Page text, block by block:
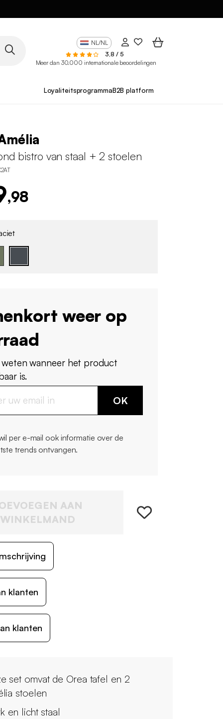
NL/NL
3,8 / 5
Meer dan 30.000 internationale beoordelingen
LoyaliteitsprogrammaB2B platform
bistro van staal + 2 stoelen
,98
weer op
weten wanneer het product
is.
OK
per e-mail ook informatie over de
trends ontvangen.
AAN
WINKELMAND
klanten
klanten
set omvat de Orea tafel en 2
stoelen
en licht staal